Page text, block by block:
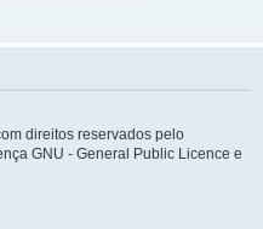
direitos reservados pelo
GNU - General Public Licence e